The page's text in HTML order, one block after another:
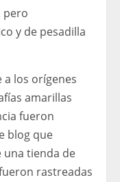
pero
y de pesadilla
los orígenes
amarillas
fueron
blog que
una tienda de
rastreadas